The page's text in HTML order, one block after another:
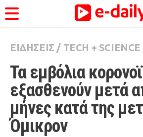
ΚΑΤΗΓΟΡΊΕΣ
Ειδήσεις
Θέματα
Videos
Podcasts
ΕΙΔΗΣΕΙΣ / TECH + SCIENCE
Τα εμβόλια
εξασθενούν μετά
μήνες κατά της
Όμικρον